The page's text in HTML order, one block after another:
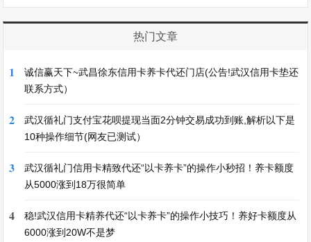
热门文章
1
诚信赢天下~武昌徐东信用卡养卡代还门店(公告!武汉信用卡垫还
联系方式）
2
武汉循礼门支付宝花呗提现当面2分钟交易成功到账,解析以下是
10种操作细节(网友已测试）
3
武汉循礼门信用卡精致代还“以卡养卡”的操作小秒招！养卡额度
从5000涨到18万很简单
4
稳!武汉信用卡精养代还“以卡养卡”的操作小技巧！养好卡额度从
6000涨到20W不是梦